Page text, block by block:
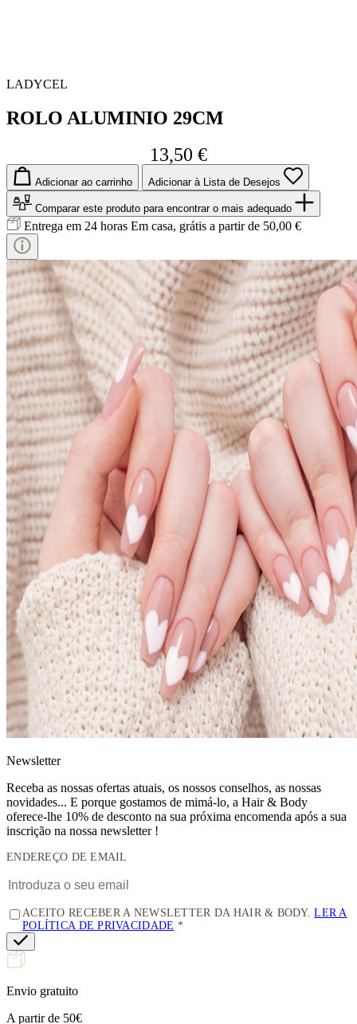
LADYCEL
ROLO ALUMINIO 29CM
13,50 €
Adicionar ao carrinho Adicionar à Lista de Desejos
Comparar este produto para encontrar o mais adequado
Entrega em 24 horas Em casa, grátis a partir de 50,00 €
Newsletter
Receba as nossas ofertas atuais, os nossos conselhos, as nossas
novidades... E porque gostamos de mimá-lo, a Hair & Body
oferece-lhe 10% de desconto na sua próxima encomenda após a sua
inscrição na nossa newsletter !
ENDEREÇO DE EMAIL
ACEITO RECEBER A NEWSLETTER DA HAIR & BODY.LER A
POLÍTICA DE PRIVACIDADE
Envio gratuito
A partir de 50€